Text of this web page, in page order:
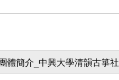
體簡介_中興大學清韻古箏社